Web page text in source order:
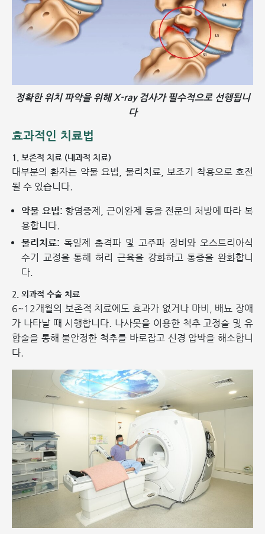
정확한 위치 파악을 위해 X-ray 검사가 필수적으로 선행됩니
다
효과적인 치료법
1. 보존적 치료 (내과적 치료)
대부분의 환자는 약물 요법, 물리치료, 보조기 착용으로 호전
될 수 있습니다.
약물 요법: 항염증제, 근이완제 등을 전문의 처방에 따라 복
용합니다.
물리치료: 독일제 충격파 및 고주파 장비와 오스트리아식
수기 교정을 통해 허리 근육을 강화하고 통증을 완화합니
다.
2. 외과적 수술 치료
6~12개월의 보존적 치료에도 효과가 없거나 마비, 배뇨 장애
가 나타날 때 시행합니다. 나사못을 이용한 척추 고정술 및 유
합술을 통해 불안정한 척추를 바로잡고 신경 압박을 해소합니
다.